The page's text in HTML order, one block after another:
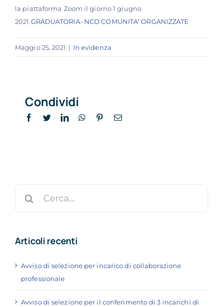
la piattaforma Zoom il giorno 1 giugno
2021.GRADUATORIA- NCO COMUNITA’ ORGANIZZATE
Maggio 25, 2021 | In evidenza
Condividi
Facebook
TwitterLinkedInWhatsApp
PinterestEmail
per:
Articoli recenti
Avviso di selezione per incarico di collaborazione
professionale
Avviso di selezione per il conferimento di 3 incarichi di